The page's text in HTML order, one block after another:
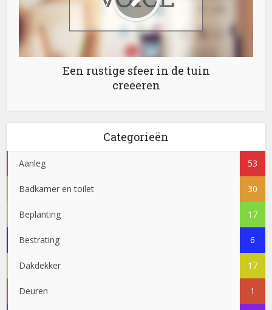
Een rustige sfeer in de tuin
creeeren
Categorieën
Aanleg 53
Badkamer en toilet 30
Beplanting 17
Bestrating 6
Dakdekker 17
Deuren 1